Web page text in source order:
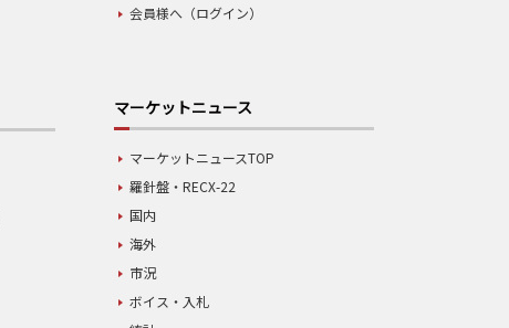
会員様へ（ログイン）
マーケットニュース
マーケットニュースTOP
羅針盤・RECX-22
国内
海外
市況
ボイス・入札